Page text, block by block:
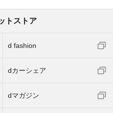
トストア
d fashion
dカーシェア
dマガジン